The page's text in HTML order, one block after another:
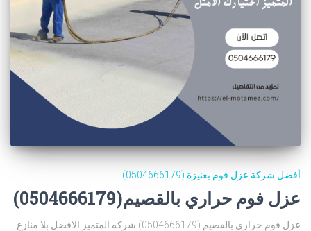
أفضل شركة عزل فوم بعنيزة (0504666179)
عزل فوم حراري بالقصيم(0504666179)
عزل فوم حرارى بالقصيم (0504666179) شركه المتميز الافضل بلا منازع